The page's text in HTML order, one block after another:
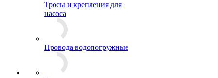
Тросы и крепления для
насоса
Провода водопогружные